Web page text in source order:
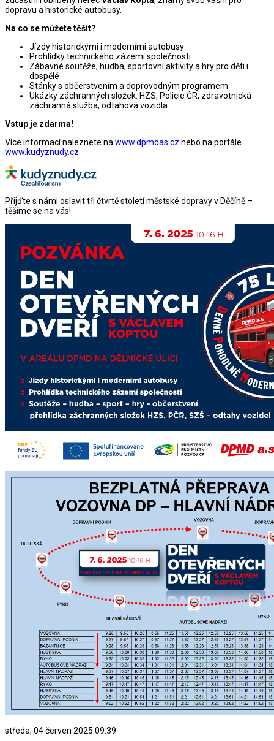
dopravu a historické autobusy.
Na co se můžete těšit?
Jízdy historickými i moderními autobusy
Prohlídky technického zázemí společnosti
Zábavné soutěže, hudba, sportovní aktivity a hry pro děti i
dospělé
Stánky s občerstvením a doprovodným programem
Ukázky záchranných složek: HZS, Policie ČR, zdravotnická
záchranná služba, odtahová vozidla
Vstup je zdarma!
Více informací naleznete na www.dpmdas.cz nebo na portále
www.kudyznudy.cz
Přijďte s námi oslavit tři čtvrtě století městské dopravy v Děčíně –
těšíme se na vás!
středa, 04 červen 2025 09:39